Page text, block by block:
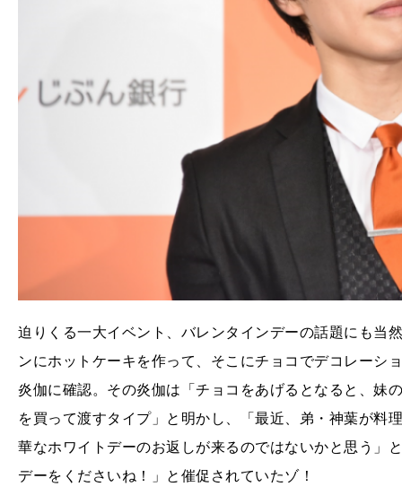
迫りくる一大イベント、バレンタインデーの話題にも当
ンにホットケーキを作って、そこにチョコでデコレーシ
炎伽に確認。その炎伽は「チョコをあげるとなると、妹
を買って渡すタイプ」と明かし、「最近、弟・神葉が料
華なホワイトデーのお返しが来るのではないかと思う」
デーをくださいね！」と催促されていたゾ！